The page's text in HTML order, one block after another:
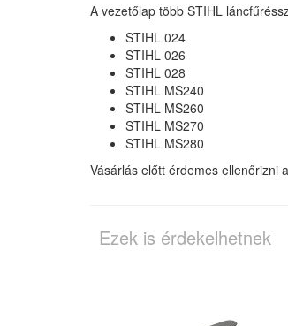
A vezetőlap több STIHL
STIHL 024
STIHL 026
STIHL 028
STIHL MS240
STIHL MS260
STIHL MS270
STIHL MS280
Vásárlás előtt érdemes ellenőrizni
Ezek is érdekelhetnek